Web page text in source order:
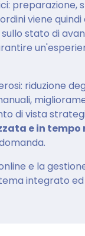
viene
stato di
riduzione
di vista
e in tempo
e la
integrato